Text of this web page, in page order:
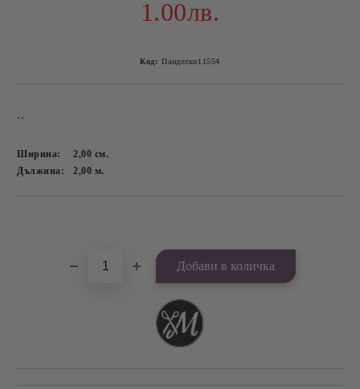
1.00лв.
Код: Панделки11554
..
Ширина: 2,00 см.
Дължина:
2,00 м.